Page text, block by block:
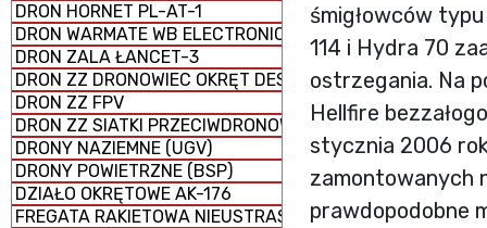
DRON HORNET PL-AT-1
DRON WARMATE WB ELECTRONICS
DRON ZALA ŁANCET-3
DRON ZZ DRONOWIEC OKRĘT DESANTOWY
DRON ZZ FPV
DRON ZZ SIATKI PRZECIWDRONOWE (antydronowe)
DRONY NAZIEMNE (UGV)
DRONY POWIETRZNE (BSP)
DZIAŁO OKRĘTOWE AK-176
FREGATA RAKIETOWA NIEUSTRASZYMYJ
śmigłowców
114 i Hydra 70
ostrzegania. Na
Hellfire
stycznia 2006
zamontowanych
prawdopodobne